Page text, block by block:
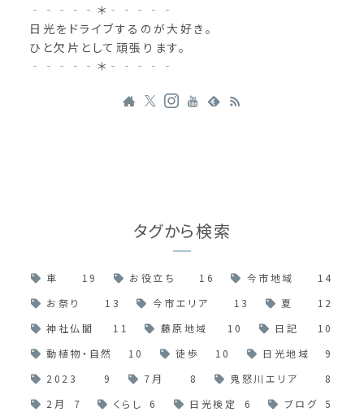
‐‐‐‐‐＊‐‐‐‐‐
日光をドライブするのが大好き。
ひと欠片として頑張ります。
‐‐‐‐‐＊‐‐‐‐‐
タグから検索
車 19 お役立ち 16 今市地域
14
お祭り
13 今市エリア 13 夏
12
神社仏閣
11 藤原地域 10 日記
10
動植物・自然
10 徒歩 10 日光地域
9
2023
9 7月 8 鬼怒川エリア
8
2月
7 くらし 6 日光検定 6 ブログ
5